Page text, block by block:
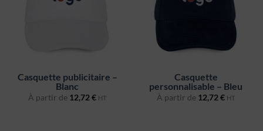
Casquette publicitaire –
Blanc
À partir de 12,72 € HT
Casquette
personnalisable – Bleu
À partir de 12,72 € HT